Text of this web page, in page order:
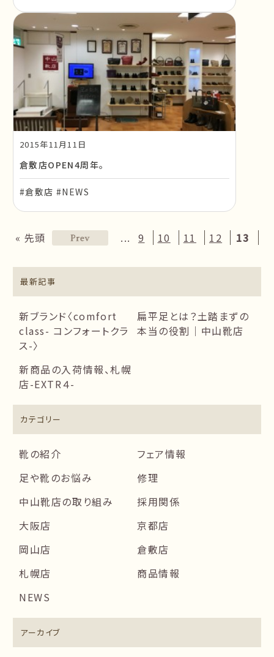
2015年11月11日
倉敷店OPEN4周年。
#倉敷店 #NEWS
« 先頭 ... 9 10 11 12 13
最新記事
新ブランド〈comfort
class- コンフォートクラ
ス-〉
扁平足とは？土踏まずの
本当の役割｜中山靴店
新商品の入荷情報、札幌
店-EXTR４-
カテゴリー
靴の紹介
フェア情報
足や靴のお悩み
修理
中山靴店の取り組み
採用関係
大阪店
京都店
岡山店
倉敷店
札幌店
商品情報
NEWS
アーカイブ